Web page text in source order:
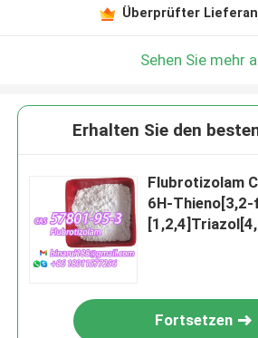
Überprüfter
Sehen Sie mehr
Erhalten Sie den
Flubrotizolam
6H-Thieno[3,2-
Fortsetzen